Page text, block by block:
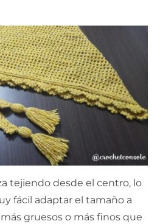
tejiendo desde el centro, lo
fácil adaptar el tamaño a
gruesos o más finos que